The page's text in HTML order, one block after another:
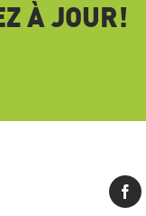
À JOUR!